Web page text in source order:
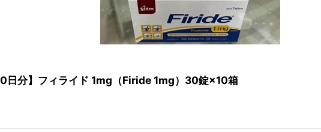
日分】フィライド 1mg（Firide 1mg）30錠×10箱